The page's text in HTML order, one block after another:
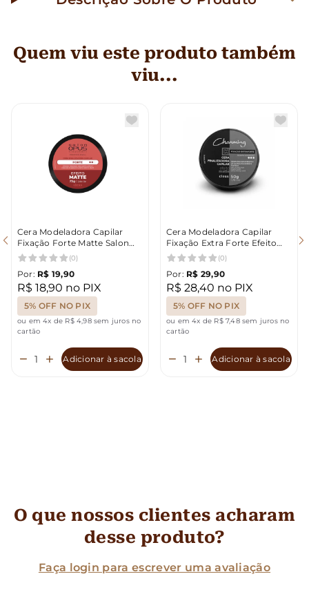
Quem viu este produto também
viu...
Cera Modeladora Capilar
Fixação Forte Matte Salon
Opus 75g
(0)
Por: R$ 19,90
R$ 18,90 no PIX
5% OFF NO PIX
ou em 4x de R$ 4,98 sem juros no
cartão
Adicionar à sacola
Cera Modeladora Capilar
Fixação Extra Forte Efeito
Matte 50g Charming
(0)
Por: R$ 29,90
R$ 28,40 no PIX
5% OFF NO PIX
ou em 4x de R$ 7,48 sem juros no
cartão
Adicionar à sacola
O que nossos clientes acharam
desse produto?
Faça login para escrever uma avaliação